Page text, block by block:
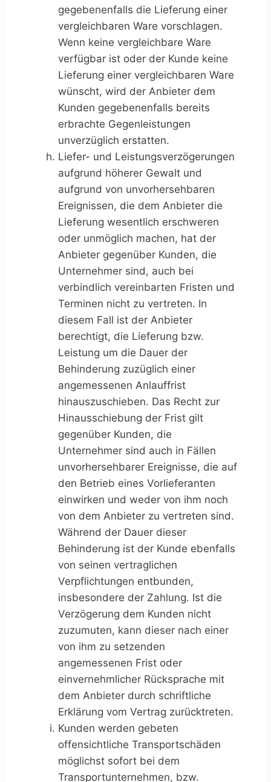
gegebenenfalls die Lieferung einer
vergleichbaren Ware vorschlagen.
Wenn keine vergleichbare Ware
verfügbar ist oder der Kunde keine
Lieferung einer vergleichbaren Ware
wünscht, wird der Anbieter dem
Kunden gegebenenfalls bereits
erbrachte Gegenleistungen
unverzüglich erstatten.
Liefer- und Leistungsverzögerungen
aufgrund höherer Gewalt und
aufgrund von unvorhersehbaren
Ereignissen, die dem Anbieter die
Lieferung wesentlich erschweren
oder unmöglich machen, hat der
Anbieter gegenüber Kunden, die
Unternehmer sind, auch bei
verbindlich vereinbarten Fristen und
Terminen nicht zu vertreten. In
diesem Fall ist der Anbieter
berechtigt, die Lieferung bzw.
Leistung um die Dauer der
Behinderung zuzüglich einer
angemessenen Anlauffrist
hinauszuschieben. Das Recht zur
Hinausschiebung der Frist gilt
gegenüber Kunden, die
Unternehmer sind auch in Fällen
unvorhersehbarer Ereignisse, die auf
den Betrieb eines Vorlieferanten
einwirken und weder von ihm noch
von dem Anbieter zu vertreten sind.
Während der Dauer dieser
Behinderung ist der Kunde ebenfalls
von seinen vertraglichen
Verpflichtungen entbunden,
insbesondere der Zahlung. Ist die
Verzögerung dem Kunden nicht
zuzumuten, kann dieser nach einer
von ihm zu setzenden
angemessenen Frist oder
einvernehmlicher Rücksprache mit
dem Anbieter durch schriftliche
Erklärung vom Vertrag zurücktreten.
Kunden werden gebeten
offensichtliche Transportschäden
möglichst sofort bei dem
Transportunternehmen, bzw.